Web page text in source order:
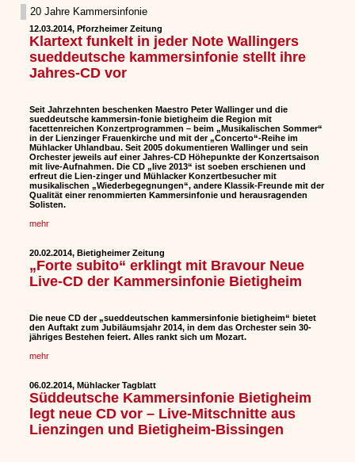
20 Jahre Kammersinfonie
12.03.2014, Pforzheimer Zeitung
Klartext funkelt in jeder Note Wallingers
sueddeutsche kammersinfonie stellt ihre
Jahres-CD vor
Seit Jahrzehnten beschenken Maestro Peter Wallinger und die
sueddeutsche kammersin-fonie bietigheim die Region mit
facettenreichen Konzertprogrammen – beim „Musikalischen Sommer“
in der Lienzinger Frauenkirche und mit der „Concerto“-Reihe im
Mühlacker Uhlandbau. Seit 2005 dokumentieren Wallinger und sein
Orchester jeweils auf einer Jahres-CD Höhepunkte der Konzertsaison
mit live-Aufnahmen. Die CD „live 2013“ ist soeben erschienen und
erfreut die Lien-zinger und Mühlacker Konzertbesucher mit
musikalischen „Wiederbegegnungen“, andere Klassik-Freunde mit der
Qualität einer renommierten Kammersinfonie und herausragenden
Solisten.
mehr
20.02.2014, Bietigheimer Zeitung
„Forte subito“ erklingt mit Bravour Neue
Live-CD der Kammersinfonie Bietigheim
Die neue CD der „sueddeutschen kammersinfonie bietigheim“ bietet
den Auftakt zum Jubiläumsjahr 2014, in dem das Orchester sein 30-
jähriges Bestehen feiert. Alles rankt sich um Mozart.
mehr
06.02.2014, Mühlacker Tagblatt
Süddeutsche Kammersinfonie Bietigheim
legt neue CD vor – Live-Mitschnitte aus
Lienzingen und Bietigheim-Bissingen